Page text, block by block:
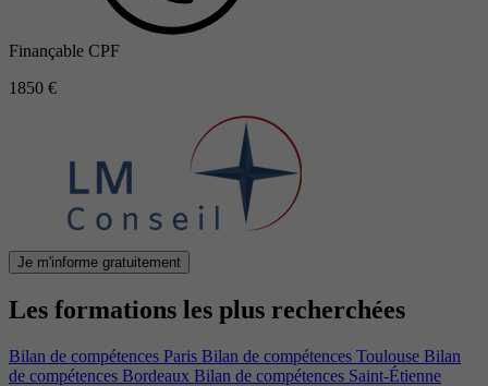
Finançable CPF
1850 €
Je m'informe gratuitement
Les formations les plus recherchées
Bilan de compétences Paris Bilan de compétences Toulouse Bilan
de compétences Bordeaux Bilan de compétences Saint-Étienne